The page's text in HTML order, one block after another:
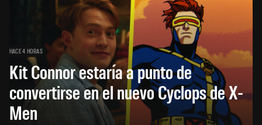
HACE 4 HORAS
Kit Connor estaría a punto de
convertirse en el nuevo Cyclops de X-
Men